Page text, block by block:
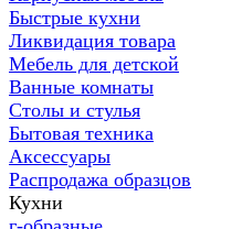
Быстрые кухни
Ликвидация товара
Мебель для детской
Ванные комнаты
Столы и стулья
Бытовая техника
Аксессуары
Распродажа образцов
Кухни